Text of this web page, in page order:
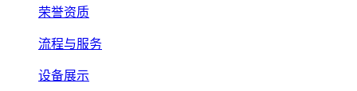
荣誉资质
流程与服务
设备展示